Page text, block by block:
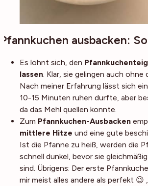
Pfannkuchen ausbacken:
Es lohnt sich, den
lassen . Klar, sie gelingen auch ohne
Nach meiner Erfahrung lässt sich
10-15 Minuten ruhen durfte, aber
da das Mehl quellen konnte.
Zum Pfannkuchen-Ausbacken
mittlere Hitze und eine gute
Ist die Pfanne zu heiß, werden die
schnell dunkel, bevor sie
sind. Übrigens: Der erste
mir meist alles andere als perfekt 😉